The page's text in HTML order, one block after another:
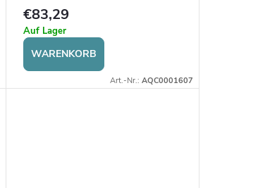
€83,29
Auf Lager
WARENKORB
Art.-Nr.: AQC0001607